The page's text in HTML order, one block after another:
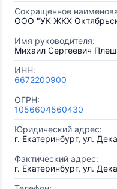
Сокращенное
ООО "УК ЖКХ
Имя руководителя:
Михаил Сергеевич
ИНН:
6672200900
ОГРН:
1056604560430
Юридический адрес:
г. Екатеринбург, ул.
Фактический адрес:
г. Екатеринбург, ул.